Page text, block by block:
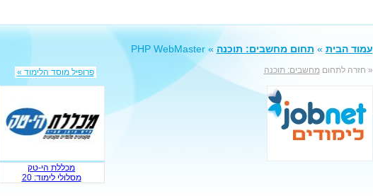
עמוד הבית » תחום מחשבים: תוכנה » PHP WebMaster
« חזרה לתחוםמחשבים: תוכנה פרופיל מוסד הלימוד »
מכללת הי-טק
מסלולי לימוד: 20